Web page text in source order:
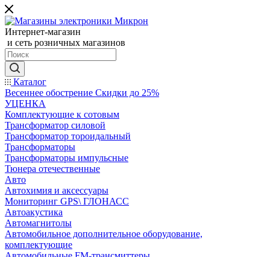
Интернет-магазин
и сеть розничных магазинов
Каталог
Весеннее обострение Скидки до 25%
УЦЕНКА
Комплектующие к сотовым
Трансформатор силовой
Трансформатор тороидальный
Трансформаторы
Трансформаторы импульсные
Тюнера отечественные
Авто
Автохимия и аксессуары
Мониторинг GPS\ ГЛОНАСС
Автоакустика
Автомагнитолы
Автомобильное дополнительное оборудование,
комплектующие